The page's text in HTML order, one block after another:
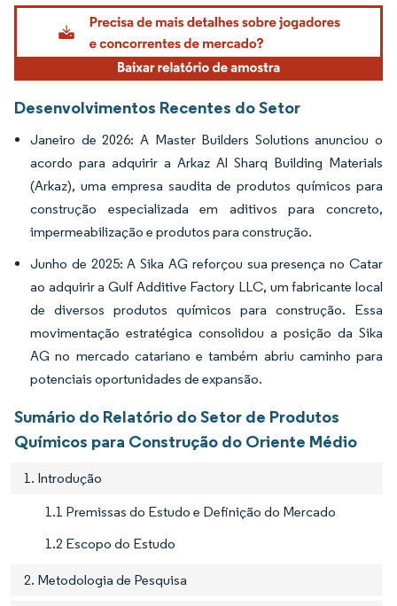
Imagem © Mordor Intelligence. O reuso requer atribuição conforme CC BY 4.0.
Desenvolvimentos Recentes do Setor
Janeiro de 2026: A Master Builders Solutions anunciou o
acordo para adquirir a Arkaz Al Sharq Building Materials
(Arkaz), uma empresa saudita de produtos químicos para
construção especializada em aditivos para concreto,
impermeabilização e produtos para construção.
Junho de 2025: A Sika AG reforçou sua presença no Catar
ao adquirir a Gulf Additive Factory LLC, um fabricante local
de diversos produtos químicos para construção. Essa
movimentação estratégica consolidou a posição da Sika
AG no mercado catariano e também abriu caminho para
potenciais oportunidades de expansão.
Sumário do Relatório do Setor de Produtos
Químicos para Construção do Oriente Médio
1. Introdução
1.1 Premissas do Estudo e Definição do Mercado
1.2 Escopo do Estudo
2. Metodologia de Pesquisa